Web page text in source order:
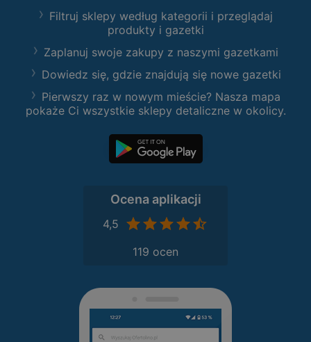
Filtruj sklepy według kategorii i przeglądaj
produkty i gazetki
Zaplanuj swoje zakupy z naszymi gazetkami
Dowiedz się, gdzie znajdują się nowe gazetki
Pierwszy raz w nowym mieście? Nasza mapa
pokaże Ci wszystkie sklepy detaliczne w okolicy.
Ocena aplikacji
4,5
119 ocen